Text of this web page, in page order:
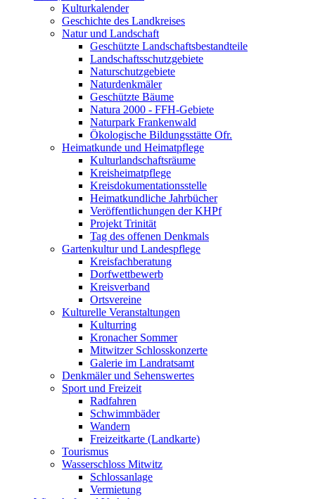
Kulturkalender
Geschichte des Landkreises
Natur und Landschaft
Geschützte Landschaftsbestandteile
Landschaftsschutzgebiete
Naturschutzgebiete
Naturdenkmäler
Geschützte Bäume
Natura 2000 - FFH-Gebiete
Naturpark Frankenwald
Ökologische Bildungsstätte Ofr.
Heimatkunde und Heimatpflege
Kulturlandschaftsräume
Kreisheimatpflege
Kreisdokumentationsstelle
Heimatkundliche Jahrbücher
Veröffentlichungen der KHPf
Projekt Trinität
Tag des offenen Denkmals
Gartenkultur und Landespflege
Kreisfachberatung
Dorfwettbewerb
Kreisverband
Ortsvereine
Kulturelle Veranstaltungen
Kulturring
Kronacher Sommer
Mitwitzer Schlosskonzerte
Galerie im Landratsamt
Denkmäler und Sehenswertes
Sport und Freizeit
Radfahren
Schwimmbäder
Wandern
Freizeitkarte (Landkarte)
Tourismus
Wasserschloss Mitwitz
Schlossanlage
Vermietung